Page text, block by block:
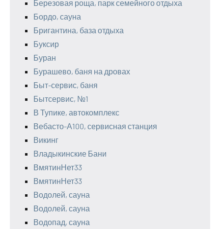
Березовая роща, парк семейного отдыха
Бордо, сауна
Бригантина, база отдыха
Буксир
Буран
Бурашево, баня на дровах
Быт-сервис, баня
Бытсервис, №1
В Тупике, автокомплекс
Вебасто-А100, сервисная станция
Викинг
Владыкинские Бани
ВмятинНет33
ВмятинНет33
Водолей, сауна
Водолей, сауна
Водопад, сауна